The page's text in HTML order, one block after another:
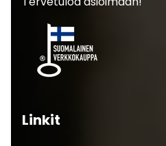
Linkit